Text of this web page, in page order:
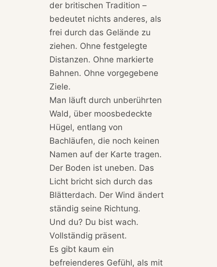
der britischen Tradition –
bedeutet nichts anderes, als
frei durch das Gelände zu
ziehen. Ohne festgelegte
Distanzen. Ohne markierte
Bahnen. Ohne vorgegebene
Ziele.
Man läuft durch unberührten
Wald, über moosbedeckte
Hügel, entlang von
Bachläufen, die noch keinen
Namen auf der Karte tragen.
Der Boden ist uneben. Das
Licht bricht sich durch das
Blätterdach. Der Wind ändert
ständig seine Richtung.
Und du? Du bist wach.
Vollständig präsent.
Es gibt kaum ein
befreienderes Gefühl, als mit